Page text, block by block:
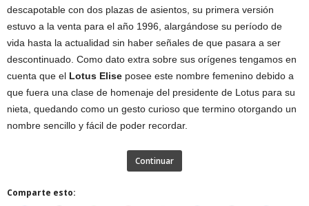
descapotable con dos plazas de asientos, su primera versión
estuvo a la venta para el año 1996, alargándose su período de
vida hasta la actualidad sin haber señales de que pasara a ser
descontinuado. Como dato extra sobre sus orígenes tengamos en
cuenta que el Lotus Elise posee este nombre femenino debido a
que fuera una clase de homenaje del presidente de Lotus para su
nieta, quedando como un gesto curioso que termino otorgando un
nombre sencillo y fácil de poder recordar.
Continuar
Comparte esto: